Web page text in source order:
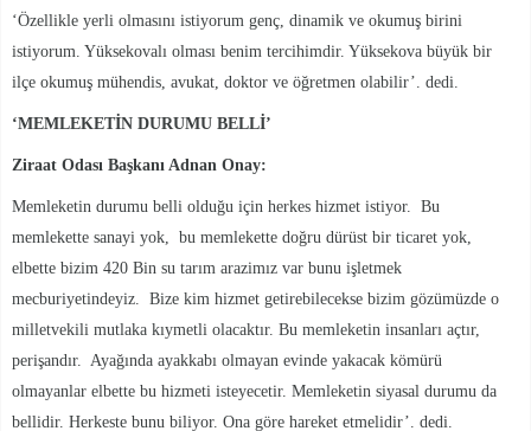
‘Özellikle yerli olmasını istiyorum genç, dinamik ve okumuş birini
istiyorum. Yüksekovalı olması benim tercihimdir. Yüksekova büyük bir
ilçe okumuş mühendis, avukat, doktor ve öğretmen olabilir’. dedi.
‘MEMLEKETİN DURUMU BELLİ’
Ziraat Odası Başkanı Adnan Onay:
Memleketin durumu belli olduğu için herkes hizmet istiyor. Bu
memlekette sanayi yok, bu memlekette doğru dürüst bir ticaret yok,
elbette bizim 420 Bin su tarım arazimız var bunu işletmek
mecburiyetindeyiz. Bize kim hizmet getirebilecekse bizim gözümüzde o
milletvekili mutlaka kıymetli olacaktır. Bu memleketin insanları açtır,
perişandır. Ayağında ayakkabı olmayan evinde yakacak kömürü
olmayanlar elbette bu hizmeti isteyecetir. Memleketin siyasal durumu da
bellidir. Herkeste bunu biliyor. Ona göre hareket etmelidir’. dedi.